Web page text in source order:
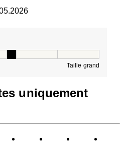
Taille grand
uniquement